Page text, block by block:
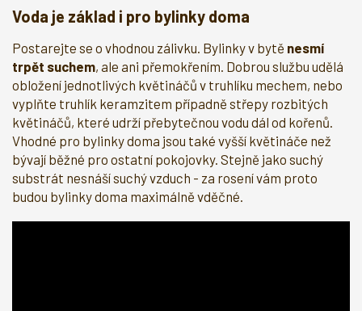
Voda je základ i pro bylinky doma
Postarejte se o vhodnou zálivku. Bylinky v bytě nesmí
trpět suchem, ale ani přemokřením. Dobrou službu udělá
obložení jednotlivých květináčů v truhlíku mechem, nebo
vyplňte truhlík keramzitem případně střepy rozbitých
květináčů, které udrží přebytečnou vodu dál od kořenů.
Vhodné pro bylinky doma jsou také vyšší květináče než
bývají běžné pro ostatní pokojovky. Stejně jako suchý
substrát nesnáší suchý vzduch - za rosení vám proto
budou bylinky doma maximálně vděčné.